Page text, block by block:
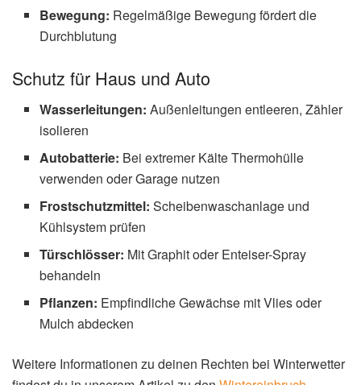
Obdachlose und Outdoor-Arbeiter
Personen unter Alkoholeinfluss (unterschätzen die
Was tun bei strengem Frost? 10
Schutzmaßnahmen
Mit den richtigen Vorkehrungen lassen sich die Gefahren
von strengem Frost deutlich reduzieren. Diese
Maßnahmen empfiehlt die
Persönlicher Schutz
Zwiebelprinzip:Mehrere Kleidungsschichten
isolieren besser als eine dicke Jacke
zu 30% der Wärme